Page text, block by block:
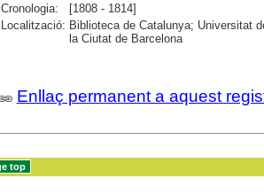
Cronologia:
[1808 - 1814]
Localització: Biblioteca de Catalunya; Universitat
la Ciutat de Barcelona
Enllaç permanent a aquest